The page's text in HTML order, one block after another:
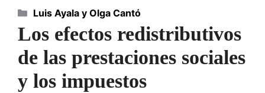
Los efectos redistributivos
de las prestaciones sociales
y los impuestos
Categorías
Luis Ayala y Olga Cantó